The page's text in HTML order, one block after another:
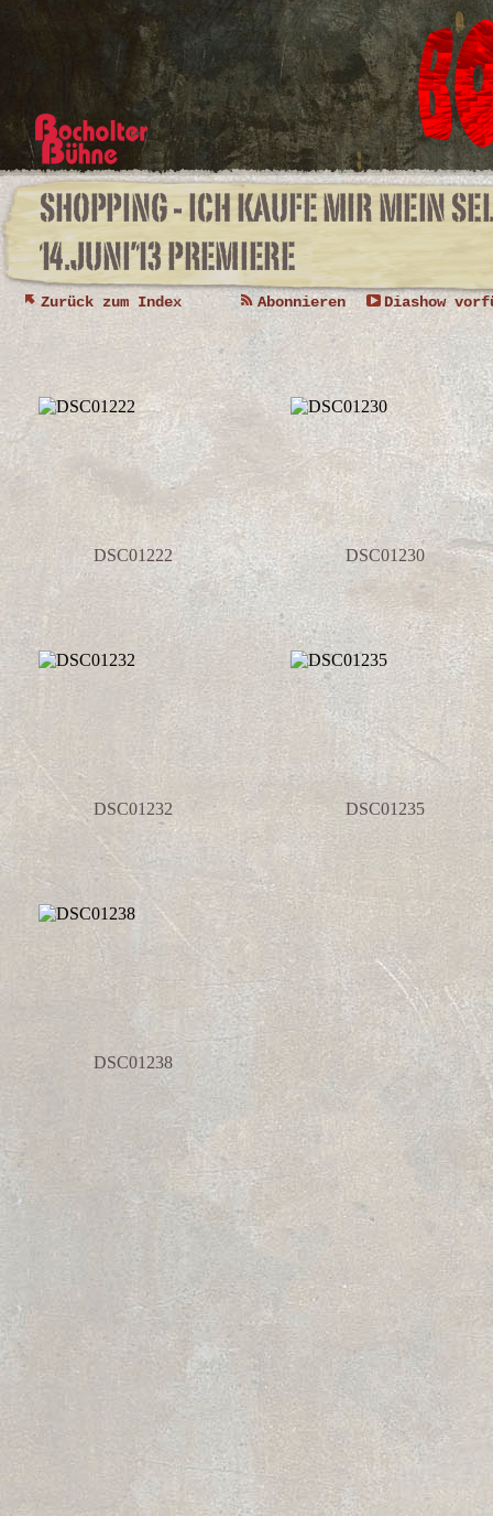
DSC01222 DSC01230
DSC01232 DSC01235
DSC01238
Zurück zum Index Abonnieren Diashow